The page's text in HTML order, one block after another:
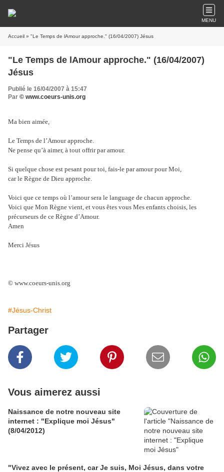
MENU
Accueil » "Le Temps de lAmour approche." (16/04/2007) Jésus
"Le Temps de lAmour approche." (16/04/2007)
Jésus
Publié le 16/04/2007 à 15:47
Par © www.coeurs-unis.org
Ma bien aimée,
Le Temps de l’Amour approche.
Ne pense qu’à aimer, à tout offrir par amour.
Si quelque chose est pesant pour toi, fais-le par amour pour Moi,
car le Règne de Dieu approche.
Voici que ce temps où l’amour sera le language de chacun approche.
Voici que Mon Règne vient, et vous êtes vous Mes enfants choisis, les
précurseurs de ce Règne d’Amour.
Amen
Merci Jésus
© www.coeurs-unis.org
#Jésus-Christ
Partager
Vous aimerez aussi
Naissance de notre nouveau site
internet : "Explique moi Jésus"
(8/04/2012)
"Vivez avec le présent, car Je suis, Moi Jésus, dans votre